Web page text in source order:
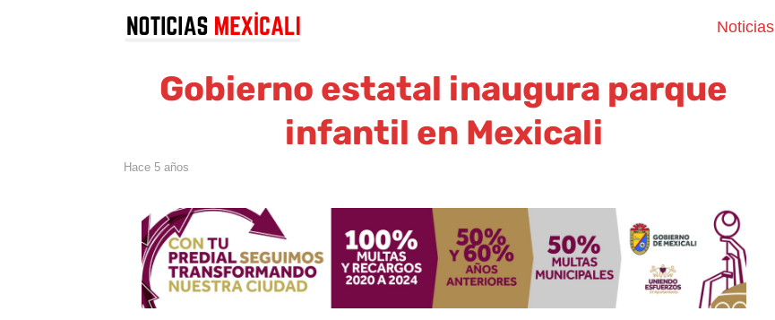
Noticias
Gobierno estatal inaugura parque
infantil en Mexicali
hace 5 años